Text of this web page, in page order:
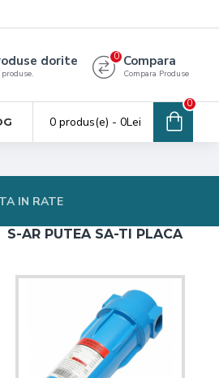
dorite Compara
Compara Produse
0
0 produs(e) - 0Lei
0
IN RATE
S-AR PUTEA SA-TI PLACA